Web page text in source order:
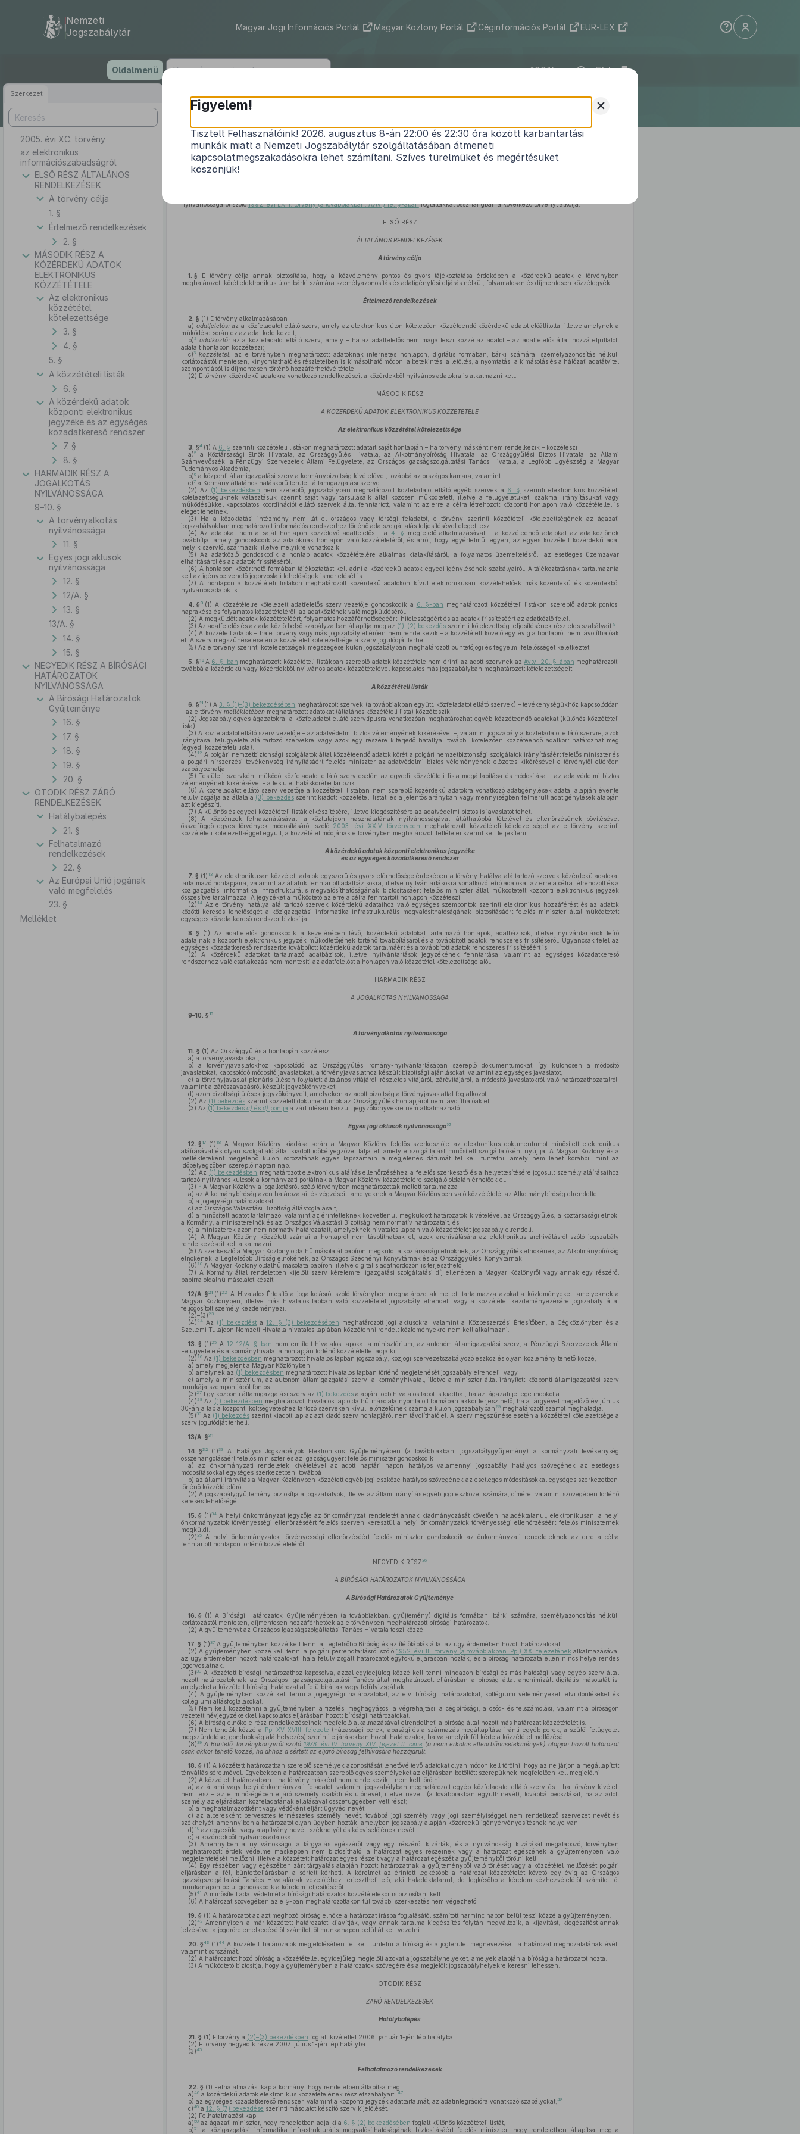
tartalomra
Nemzeti
Jogszabálytár
Magyar Jogi Információs Portál Magyar Közlöny Portál Céginformációs Portál EUR-LEX
Oldalmenü ELI
Szerkezet
2005. évi XC. törvény
az elektronikus
információszabadságról
ELSŐ RÉSZ ÁLTALÁNOS
RENDELKEZÉSEK
A törvény célja
1. §
Értelmező rendelkezések
2. §
MÁSODIK RÉSZ A
KÖZÉRDEKŰ ADATOK
ELEKTRONIKUS
KÖZZÉTÉTELE
Az elektronikus
közzététel
kötelezettsége
3. §
4. §
5. §
A közzétételi listák
6. §
A közérdekű adatok
központi elektronikus
jegyzéke és az egységes
közadatkereső rendszer
7. §
8. §
HARMADIK RÉSZ A
JOGALKOTÁS
NYILVÁNOSSÁGA
9–10. §
A törvényalkotás
nyilvánossága
11. §
Egyes jogi aktusok
nyilvánossága
12. §
12/A. §
13. §
13/A. §
14. §
15. §
NEGYEDIK RÉSZ A BÍRÓSÁGI
HATÁROZATOK
NYILVÁNOSSÁGA
A Bírósági Határozatok
Gyűjteménye
16. §
17. §
18. §
19. §
20. §
ÖTÖDIK RÉSZ ZÁRÓ
RENDELKEZÉSEK
Hatálybalépés
21. §
Felhatalmazó
rendelkezések
22. §
Az Európai Unió jogának
való megfelelés
23. §
Melléklet
2005. évi XC. törvény
az elektronikus információszabadságról1
Hatályos: 2011. 12. 22. – 2011. 12. 31.
nyilvánosságáról szóló1992. évi LXIII. törvény (a továbbiakban: Avtv.) 19. §-ábanfoglaltakkal összhangban a következő törvényt alkotja:
ELSŐ RÉSZ
ÁLTALÁNOS RENDELKEZÉSEK
A törvény célja
1. § E törvény célja annak biztosítása, hogy a közvélemény pontos és gyors tájékoztatása érdekében a közérdekű adatok e törvényben
meghatározott körét elektronikus úton bárki számára személyazonosítás és adatigénylési eljárás nélkül, folyamatosan és díjmentesen közzétegyék.
Értelmező rendelkezések
2. § (1) E törvény alkalmazásában
a) adatfelelős: az a közfeladatot ellátó szerv, amely az elektronikus úton kötelezően közzéteendő közérdekű adatot előállította, illetve amelynek a
működése során ez az adat keletkezett;
b) 2 adatközlő: az a közfeladatot ellátó szerv, amely – ha az adatfelelős nem maga teszi közzé az adatot – az adatfelelős által hozzá eljuttatott
adatait honlapon közzéteszi;
c) 3 közzététel: az e törvényben meghatározott adatoknak internetes honlapon, digitális formában, bárki számára, személyazonosítás nélkül,
korlátozástól mentesen, kinyomtatható és részleteiben is kimásolható módon, a betekintés, a letöltés, a nyomtatás, a kimásolás és a hálózati adatátvitel
szempontjából is díjmentesen történő hozzáférhetővé tétele.
(2) E törvény közérdekű adatokra vonatkozó rendelkezéseit a közérdekből nyilvános adatokra is alkalmazni kell.
MÁSODIK RÉSZ
A KÖZÉRDEKŰ ADATOK ELEKTRONIKUS KÖZZÉTÉTELE
Az elektronikus közzététel kötelezettsége
3. §4 (1) A 6. § szerinti közzétételi listákon meghatározott adatait saját honlapján – ha törvény másként nem rendelkezik – közzéteszi
a)5a Köztársasági Elnök Hivatala, az Országgyűlés Hivatala, az Alkotmánybíróság Hivatala, az Országgyűlési Biztos Hivatala, az Állami
Számvevőszék, a Pénzügyi Szervezetek Állami Felügyelete, az Országos Igazságszolgáltatási Tanács Hivatala, a Legfőbb Ügyészség, a Magyar
Tudományos Akadémia,
b)6a központi államigazgatási szerv a kormánybizottság kivételével, továbbá az országos kamara, valamint
c)7a Kormány általános hatáskörű területi államigazgatási szerve.
(2) Az (1) bekezdésben nem szereplő, jogszabályban meghatározott közfeladatot ellátó egyéb szervek a 6. § szerinti elektronikus közzétételi
kötelezettségüknek választásuk szerint saját vagy társulásaik által közösen működtetett, illetve a felügyeletüket, szakmai irányításukat vagy
működésükkel kapcsolatos koordinációt ellátó szervek által fenntartott, valamint az erre a célra létrehozott központi honlapon való közzététellel is
eleget tehetnek.
(3) Ha a közoktatási intézmény nem lát el országos vagy térségi feladatot, e törvény szerinti közzétételi kötelezettségének az ágazati
jogszabályokban meghatározott információs rendszerhez történő adatszolgáltatás teljesítésével eleget tesz.
(4) Az adatokat nem a saját honlapon közzétevő adatfelelős – a 4. §
megfelelő alkalmazásával – a közzéteendő adatokat az adatközlőnek
továbbítja, amely gondoskodik az adatoknak honlapon való közzétételéről, és arról, hogy egyértelmű legyen, az egyes közzétett közérdekű adat
melyik szervtől származik, illetve melyikre vonatkozik.
(5) Az adatközlő gondoskodik a honlap adatok közzétételére alkalmas kialakításáról, a folyamatos üzemeltetésről, az esetleges üzemzavar
elhárításáról és az adatok frissítéséről.
(6) A honlapon közérthető formában tájékoztatást kell adni a közérdekű adatok egyedi igénylésének szabályairól. A tájékoztatásnak tartalmaznia
kell az igénybe vehető jogorvoslati lehetőségek ismertetését is.
(7) A honlapon a közzétételi listákon meghatározott közérdekű adatokon kívül elektronikusan közzétehetőek más közérdekű és közérdekből
nyilvános adatok is.
4. § 8 (1) A közzétételre kötelezett adatfelelős szerv vezetője gondoskodik a 6. §-ban meghatározott közzétételi listákon szereplő adatok pontos,
naprakész és folyamatos közzétételéről, az adatközlőnek való megküldéséről.
(2) A megküldött adatok közzétételéért, folyamatos hozzáférhetőségéért, hitelességéért és az adatok frissítéséért az adatközlő felel.
(3) Az adatfelelős és az adatközlő belső szabályzatban állapítja meg az (1)–(2) bekezdésszerinti kötelezettség teljesítésének részletes szabályait. 9
(4) A közzétett adatok – ha e törvény vagy más jogszabály eltérően nem rendelkezik – a közzétételt követő egy évig a honlapról nem távolíthatóak
el. A szerv megszűnése esetén a közzététel kötelezettsége a szerv jogutódját terheli.
(5) Az e törvény szerinti kötelezettségek megszegése külön jogszabályban meghatározott büntetőjogi és fegyelmi felelősséget keletkeztet.
5. § 10 A 6. §-ban meghatározott közzétételi listákban szereplő adatok közzététele nem érinti az adott szervnek az Avtv. 20. §-ában meghatározott,
továbbá a közérdekű vagy közérdekből nyilvános adatok közzétételével kapcsolatos más jogszabályban meghatározott kötelezettségeit.
A közzétételi listák
6. § 11 (1) A3. § (1)–(3) bekezdésében meghatározott szervek (a továbbiakban együtt: közfeladatot ellátó szervek) – tevékenységükhöz kapcsolódóan
– az e törvény mellékletébenmeghatározott adatokat (általános közzétételi lista) közzéteszik.
(2) Jogszabály egyes ágazatokra, a közfeladatot ellátó szervtípusra vonatkozóan meghatározhat egyéb közzéteendő adatokat (különös közzétételi
lista).
(3) A közfeladatot ellátó szerv vezetője – az adatvédelmi biztos véleményének kikérésével –, valamint jogszabály a közfeladatot ellátó szervre, azok
irányítása, felügyelete alá tartozó szervekre vagy azok egy részére kiterjedő hatállyal további kötelezően közzéteendő adatkört határozhat meg
(egyedi közzétételi lista).
(4) 12 A polgári nemzetbiztonsági szolgálatok által közzéteendő adatok körét a polgári nemzetbiztonsági szolgálatok irányításáért felelős miniszter és
a polgári hírszerzési tevékenység irányításáért felelős miniszter az adatvédelmi biztos véleményének előzetes kikérésével e törvénytől eltérően
szabályozhatja.
(5) Testületi szervként működő közfeladatot ellátó szerv esetén az egyedi közzétételi lista megállapítása és módosítása – az adatvédelmi biztos
véleményének kikérésével – a testület hatáskörébe tartozik.
(6) A közfeladatot ellátó szerv vezetője a közzétételi listában nem szereplő közérdekű adatokra vonatkozó adatigénylések adatai alapján évente
felülvizsgálja az általa a (3) bekezdésszerint kiadott közzétételi listát, és a jelentős arányban vagy mennyiségben felmerült adatigénylések alapján
azt kiegészíti.
(7) A különös és egyedi közzétételi listák elkészítésére, illetve kiegészítésére az adatvédelmi biztos is javaslatot tehet.
(8) A közpénzek felhasználásával, a köztulajdon használatának nyilvánosságával, átláthatóbbá tételével és ellenőrzésének bővítésével
összefüggő egyes törvények módosításáról szóló 2003. évi XXIV. törvényben
meghatározott közzétételi kötelezettséget az e törvény szerinti
közzétételi kötelezettséggel együtt, a közzététel módjának e törvényben meghatározott feltételei szerint kell teljesíteni.
A közérdekű adatok központi elektronikus jegyzéke
és az egységes közadatkereső rendszer
7. § (1) 13 Az elektronikusan közzétett adatok egyszerű és gyors elérhetősége érdekében a törvény hatálya alá tartozó szervek közérdekű adatokat
tartalmazó honlapjaira, valamint az általuk fenntartott adatbázisokra, illetve nyilvántartásokra vonatkozó leíró adatokat az erre a célra létrehozott és a
közigazgatási informatika infrastrukturális megvalósíthatóságának biztosításáért felelős miniszter által működtetett központi elektronikus jegyzék
összesítve tartalmazza. A jegyzéket a működtető az erre a célra fenntartott honlapon közzéteszi.
(2) 14Az e törvény hatálya alá tartozó szervek közérdekű adataihoz való egységes szempontok szerinti elektronikus hozzáférést és az adatok
közötti keresés lehetőségét a közigazgatási informatika infrastrukturális megvalósíthatóságának biztosításáért felelős miniszter által működtetett
egységes közadatkereső rendszer biztosítja.
8. § (1) Az adatfelelős gondoskodik a kezelésében lévő, közérdekű adatokat tartalmazó honlapok, adatbázisok, illetve nyilvántartások leíró
adatainak a központi elektronikus jegyzék működtetőjének történő továbbításáról és a továbbított adatok rendszeres frissítéséről. Ugyancsak felel az
egységes közadatkereső rendszerbe továbbított közérdekű adatok tartalmáért és a továbbított adatok rendszeres frissítéséért is.
(2) A közérdekű adatokat tartalmazó adatbázisok, illetve nyilvántartások jegyzékének fenntartása, valamint az egységes közadatkereső
rendszerhez való csatlakozás nem mentesíti az adatfelelőst a honlapon való közzététel kötelezettsége alól.
HARMADIK RÉSZ
A JOGALKOTÁS NYILVÁNOSSÁGA
9–10. § 15
A törvényalkotás nyilvánossága
11. § (1) Az Országgyűlés a honlapján közzéteszi
a) a törvényjavaslatokat,
b) a törvényjavaslatokhoz kapcsolódó, az Országgyűlés iromány-nyilvántartásában szereplő dokumentumokat, így különösen a módosító
javaslatokat, kapcsolódó módosító javaslatokat, a törvényjavaslathoz készült bizottsági ajánlásokat, valamint az egységes javaslatot,
c) a törvényjavaslat plenáris ülésen folytatott általános vitájáról, részletes vitájáról, záróvitájáról, a módosító javaslatokról való határozathozatalról,
valamint a zárószavazásról készült jegyzőkönyveket,
d) azon bizottsági ülések jegyzőkönyveit, amelyeken az adott bizottság a törvényjavaslattal foglalkozott.
(2) Az (1) bekezdésszerint közzétett dokumentumok az Országgyűlés honlapjáról nem távolíthatóak el.
(3) Az (1) bekezdés c) és d) pontja a zárt ülésen készült jegyzőkönyvekre nem alkalmazható.
Egyes jogi aktusok nyilvánossága16
12. § 17 (1) 18A Magyar Közlöny kiadása során a Magyar Közlöny felelős szerkesztője az elektronikus dokumentumot minősített elektronikus
aláírásával és olyan szolgáltató által kiadott időbélyegzővel látja el, amely e szolgáltatást minősített szolgáltatóként nyújtja. A Magyar Közlöny és a
mellékleteként megjelenő külön sorozatának egyes lapszámain a megjelenés dátumát fel kell tüntetni, amely nem lehet korábbi, mint az
időbélyegzőben szereplő naptári nap.
(2) Az (1) bekezdésben meghatározott elektronikus aláírás ellenőrzéséhez a felelős szerkesztő és a helyettesítésére jogosult személy aláírásaihoz
tartozó nyilvános kulcsok a kormányzati portálnak a Magyar Közlöny közzétételére szolgáló oldalán érhetőek el.
(3) 19A Magyar Közlöny a jogalkotásról szóló törvényben meghatározottak mellett tartalmazza
a) az Alkotmánybíróság azon határozatait és végzéseit, amelyeknek a Magyar Közlönyben való közzétételét az Alkotmánybíróság elrendelte,
b) a jogegységi határozatokat,
c) az Országos Választási Bizottság állásfoglalásait,
d) a minősített adatot tartalmazó, valamint az érintetteknek közvetlenül megküldött határozatok kivételével az Országgyűlés, a köztársasági elnök,
a Kormány, a miniszterelnök és az Országos Választási Bizottság nem normatív határozatait, és
e) a miniszterek azon nem normatív határozatait, amelyeknek hivatalos lapban való közzétételét jogszabály elrendeli.
(4) A Magyar Közlöny közzétett számai a honlapról nem távolíthatóak el, azok archiválására az elektronikus archiválásról szóló jogszabály
rendelkezéseit kell alkalmazni.
(5) A szerkesztő a Magyar Közlöny oldalhű másolatát papíron megküldi a köztársasági elnöknek, az Országgyűlés elnökének, az Alkotmánybíróság
elnökének, a Legfelsőbb Bíróság elnökének, az Országos Széchényi Könyvtárnak és az Országgyűlési Könyvtárnak.
(6) 20A Magyar Közlöny oldalhű másolata papíron, illetve digitális adathordozón is terjeszthető.
(7) A Kormány által rendeletben kijelölt szerv kérelemre, igazgatási szolgáltatási díj ellenében a Magyar Közlönyről vagy annak egy részéről
papírra oldalhű másolatot készít.
12/A. §21 (1) 22
A Hivatalos Értesítő a jogalkotásról szóló törvényben meghatározottak mellett tartalmazza azokat a közleményeket, amelyeknek a
Magyar Közlönyben, illetve más hivatalos lapban való közzétételét jogszabály elrendeli vagy a közzététel kezdeményezésére jogszabály által
feljogosított személy kezdeményezi.
(2)–(3) 23
(4) 24Az (1) bekezdést a12. § (3) bekezdésében meghatározott jogi aktusokra, valamint a Közbeszerzési Értesítőben, a Cégközlönyben és a
Szellemi Tulajdon Nemzeti Hivatala hivatalos lapjában közzétenni rendelt közleményekre nem kell alkalmazni.
13. § (1) 25 A 12–12/A. §-ban nem említett hivatalos lapokat a minisztérium, az autonóm államigazgatási szerv, a Pénzügyi Szervezetek Állami
Felügyelete és a kormányhivatal a honlapján történő közzététellel adja ki.
(2) 26Az (1) bekezdésben meghatározott hivatalos lapban jogszabály, közjogi szervezetszabályozó eszköz és olyan közlemény tehető közzé,
a) amely megjelent a Magyar Közlönyben,
b) amelynek az (1) bekezdésben meghatározott hivatalos lapban történő megjelenését jogszabály elrendeli, vagy
c) amely a minisztérium, az autonóm államigazgatási szerv, a kormányhivatal, illetve a miniszter által irányított központi államigazgatási szerv
munkája szempontjából fontos.
(3) 27Egy központi államigazgatási szerv az (1) bekezdésalapján több hivatalos lapot is kiadhat, ha azt ágazati jellege indokolja.
(4) 28Az (1) bekezdésben meghatározott hivatalos lap oldalhű másolata nyomtatott formában akkor terjeszthető, ha a tárgyévet megelőző év június
30-án a lap a központi költségvetéshez tartozó szerveken kívüli előfizetőinek száma a külön jogszabályban 29meghatározott számot meghaladja.
(5) 30Az (1) bekezdés szerint kiadott lap az azt kiadó szerv honlapjáról nem távolítható el. A szerv megszűnése esetén a közzététel kötelezettsége a
szerv jogutódját terheli.
13/A. §31
14. §32 (1)33
A Hatályos Jogszabályok Elektronikus Gyűjteményében (a továbbiakban: jogszabálygyűjtemény) a kormányzati tevékenység
összehangolásáért felelős miniszter és az igazságügyért felelős miniszter gondoskodik
a) az önkormányzati rendeletek kivételével az adott naptári napon hatályos valamennyi jogszabály hatályos szövegének az esetleges
módosításokkal egységes szerkezetben, továbbá
b) az állami irányítás a Magyar Közlönyben közzétett egyéb jogi eszköze hatályos szövegének az esetleges módosításokkal egységes szerkezetben
történő közzétételéről.
(2) A jogszabálygyűjtemény biztosítja a jogszabályok, illetve az állami irányítás egyéb jogi eszközei számára, címére, valamint szövegében történő
keresés lehetőségét.
15. § (1)34 A helyi önkormányzat jegyzője az önkormányzat rendeletét annak kiadmányozását követően haladéktalanul, elektronikusan, a helyi
önkormányzatok törvényességi ellenőrzéséért felelős szerven keresztül a helyi önkormányzatok törvényességi ellenőrzéséért felelős miniszternek
megküldi.
(2) 35A helyi önkormányzatok törvényességi ellenőrzéséért felelős miniszter gondoskodik az önkormányzati rendeleteknek az erre a célra
fenntartott honlapon történő közzétételéről.
NEGYEDIK RÉSZ36
A BÍRÓSÁGI HATÁROZATOK NYILVÁNOSSÁGA
A Bírósági Határozatok Gyűjteménye
16. § (1) A Bírósági Határozatok Gyűjteményében (a továbbiakban: gyűjtemény) digitális formában, bárki számára, személyazonosítás nélkül,
korlátozástól mentesen, díjmentesen hozzáférhetőek az e törvényben meghatározott bírósági határozatok.
(2) A gyűjteményt az Országos Igazságszolgáltatási Tanács Hivatala teszi közzé.
17. § (1) 37A gyűjteményben közzé kell tenni a Legfelsőbb Bíróság és az ítélőtáblák által az ügy érdemében hozott határozatokat.
(2) A gyűjteményben közzé kell tenni a polgári perrendtartásról szóló 1952. évi III. törvény (a továbbiakban: Pp.) XX. fejezetének alkalmazásával
az ügy érdemében hozott határozatokat, ha a felülvizsgált határozatot egyfokú eljárásban hozták, és a bíróság határozata ellen nincs helye rendes
jogorvoslatnak.
(3) 38A közzétett bírósági határozathoz kapcsolva, azzal egyidejűleg közzé kell tenni mindazon bírósági és más hatósági vagy egyéb szerv által
hozott határozatoknak az Országos Igazságszolgáltatási Tanács által meghatározott eljárásban a bíróság által anonimizált digitális másolatát is,
amelyeket a közzétett bírósági határozattal felülbíráltak vagy felülvizsgáltak.
(4) A gyűjteményben közzé kell tenni a jogegységi határozatokat, az elvi bírósági határozatokat, kollégiumi véleményeket, elvi döntéseket és
kollégiumi állásfoglalásokat.
(5) Nem kell közzétenni a gyűjteményben a fizetési meghagyásos, a végrehajtási, a cégbírósági, a csőd- és felszámolási, valamint a bíróságon
vezetett névjegyzékekkel kapcsolatos eljárásban hozott bírósági határozatokat.
(6) A bíróság elnöke e rész rendelkezéseinek megfelelő alkalmazásával elrendelheti a bíróság által hozott más határozat közzétételét is.
(7) Nem tehetők közzé a Pp. XV–XVIII. fejezete (házassági perek, apasági és a származás megállapítása iránti egyéb perek, a szülői felügyelet
megszüntetése, gondnokság alá helyezés) szerinti eljárásokban hozott határozatok, ha valamelyik fél kérte a közzététel mellőzését.
(8) 39 A Büntető Törvénykönyvről szóló 1978. évi IV. törvény XIV. fejezet II. címe (a nemi erkölcs elleni bűncselekmények) alapján hozott határozat
csak akkor tehető közzé, ha ahhoz a sértett az eljáró bíróság felhívására hozzájárult.
18. § (1) A közzétett határozatban szereplő személyek azonosítását lehetővé tevő adatokat olyan módon kell törölni, hogy az ne járjon a megállapított
tényállás sérelmével. Egyebekben a határozatban szereplő egyes személyeket az eljárásban betöltött szerepüknek megfelelően kell megjelölni.
(2) A közzétett határozatban – ha törvény másként nem rendelkezik – nem kell törölni
a) az állami vagy helyi önkormányzati feladatot, valamint jogszabályban meghatározott egyéb közfeladatot ellátó szerv és – ha törvény kivételt
nem tesz – az e minőségében eljáró személy családi és utónevét, illetve neveit (a továbbiakban együtt: nevét), továbbá beosztását, ha az adott
személy az eljárásban közfeladatának ellátásával összefüggésben vett részt;
b) a meghatalmazottként vagy védőként eljárt ügyvéd nevét;
c) az alperesként pervesztes természetes személy nevét, továbbá jogi személy vagy jogi személyiséggel nem rendelkező szervezet nevét és
székhelyét, amennyiben a határozatot olyan ügyben hozták, amelyben jogszabály alapján közérdekű igényérvényesítésnek helye van;
d)40az egyesület vagy alapítvány nevét, székhelyét és képviselőjének nevét;
e) a közérdekből nyilvános adatokat.
(3) Amennyiben a nyilvánosságot a tárgyalás egészéről vagy egy részéről kizárták, és a nyilvánosság kizárását megalapozó, törvényben
meghatározott érdek védelme másképpen nem biztosítható, a határozat egyes részeinek vagy a határozat egészének a gyűjteményben való
megjelentetését mellőzni, illetve a közzétett határozat egyes részeit vagy a határozat egészét a gyűjteményből törölni kell.
(4) Egy részében vagy egészében zárt tárgyalás alapján hozott határozatnak a gyűjteményből való törlését vagy a közzététel mellőzését polgári
eljárásban a fél, büntetőeljárásban a sértett kérheti. A kérelmet az érintett legkésőbb a határozat közzétételét követő egy évig az Országos
Igazságszolgáltatási Tanács Hivatalának vezetőjéhez terjesztheti elő, aki haladéktalanul, de legkésőbb a kérelem kézhezvételétől számított öt
munkanapon belül gondoskodik a kérelem teljesítéséről.
(5)41 A minősített adat védelmét a bírósági határozatok közzétételekor is biztosítani kell.
(6) A határozat szövegében az e §-ban meghatározottakon túl további szerkesztés nem végezhető.
19. § (1) A határozatot az azt meghozó bíróság elnöke a határozat írásba foglalásától számított harminc napon belül teszi közzé a gyűjteményben.
(2)42 Amennyiben a már közzétett határozatot kijavítják, vagy annak tartalma kiegészítés folytán megváltozik, a kijavítást, kiegészítést annak
jelzésével a jogerőre emelkedésétől számított öt munkanapon belül át kell vezetni.
20. §43 (1)44 A közzétett határozatok megjelölésében fel kell tüntetni a bíróság és a jogterület megnevezését, a határozat meghozatalának évét,
valamint sorszámát.
(2) A határozatot hozó bíróság a közzététellel egyidejűleg megjelöli azokat a jogszabályhelyeket, amelyek alapján a bíróság a határozatot hozta.
(3) A működtető biztosítja, hogy a gyűjteményben a határozatok szövegére és a megjelölt jogszabályhelyekre keresni lehessen.
ÖTÖDIK RÉSZ
ZÁRÓ RENDELKEZÉSEK
Hatálybalépés
21. § (1) E törvény a (2)–(3) bekezdésben foglalt kivétellel 2006. január 1-jén lép hatályba.
(2) E törvény negyedik része 2007. július 1-jén lép hatályba.
(3)45
Felhatalmazó rendelkezések
22. § (1) Felhatalmazást kap a kormány, hogy rendeletben állapítsa meg
a)46a közérdekű adatok elektronikus közzétételének részletszabályait, 47
b) az egységes közadatkereső rendszer, valamint a központi jegyzék adattartalmát, az adatintegrációra vonatkozó szabályokat, 48
c)49a 12. § (7) bekezdése szerinti másolatot készítő szerv kijelölését.
(2) Felhatalmazást kap
a)50az ágazati miniszter, hogy rendeletben adja ki a 6. § (2) bekezdésében foglalt különös közzétételi listát,
b)51
a közigazgatási informatika infrastrukturális megvalósíthatóságának biztosításáért felelős miniszter, hogy rendeletben állapítsa meg a
+
Figyelem!
Tisztelt Felhasználóink! 2026. augusztus 8-án 22:00 és 22:30 óra között karbantartási
munkák miatt a Nemzeti Jogszabálytár szolgáltatásában átmeneti
kapcsolatmegszakadásokra lehet számítani. Szíves türelmüket és megértésüket
köszönjük!